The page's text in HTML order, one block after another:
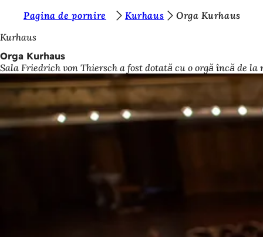
Salt la conținut
u
n
t
ț
i
Pagina de pornire Kurhaus
Orga Kurhaus
Kurhaus
Orga Kurhaus
Sala Friedrich von Thiersch a fost dotată cu o orgă încă de